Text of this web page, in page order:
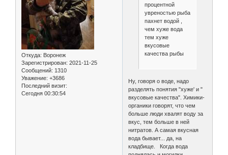
Откуда: Воронеж
Зарегистрирован: 2021-11-25
Сообщений: 1310
Уважение: +3686
Последний визит:
Сегодня 00:30:54
процентной
увреностью рыба
пахнет водой ,
чем хуже вода
тем хуже
вкусовые
качества рыбы
Ну, говоря о воде, надо
разделять понятия "хуже' и "
вкусовые качества". Химики-
органики говорят, что чем
больше люди хвалят воду за
вкус, тем больше в ней
нитратов. А самая вкусная
вода бывает... да, на
кладбище. Когда вода